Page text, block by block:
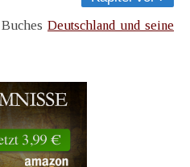
Deutschland und seine